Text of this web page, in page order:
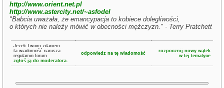
http://www.orient.net.pl
http://www.astercity.net/~asfodel
"Babcia uważała, że emancypacja to kobiece dolegliwości,
o których nie należy mówić w obecności mężczyzn." - Terry Pratchett
Jeżeli Twoim zdaniem
ta wiadomość narusza
regulamin forum
zgłoś ją do moderatora.
odpowiedz na tę wiadomość
rozpocznij nowy wątek
w tej tematyce